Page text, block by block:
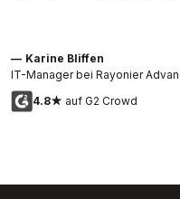
— Karine Bliffen
IT-Manager bei Rayonier
4.8★ auf G2 Crowd